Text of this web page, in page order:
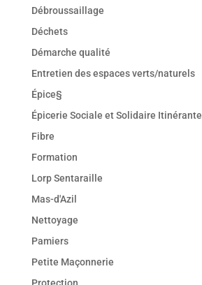
Débroussaillage
Déchets
Démarche qualité
Entretien des espaces verts/naturels
Épice§
Épicerie Sociale et Solidaire Itinérante
Fibre
Formation
Lorp Sentaraille
Mas-d'Azil
Nettoyage
Pamiers
Petite Maçonnerie